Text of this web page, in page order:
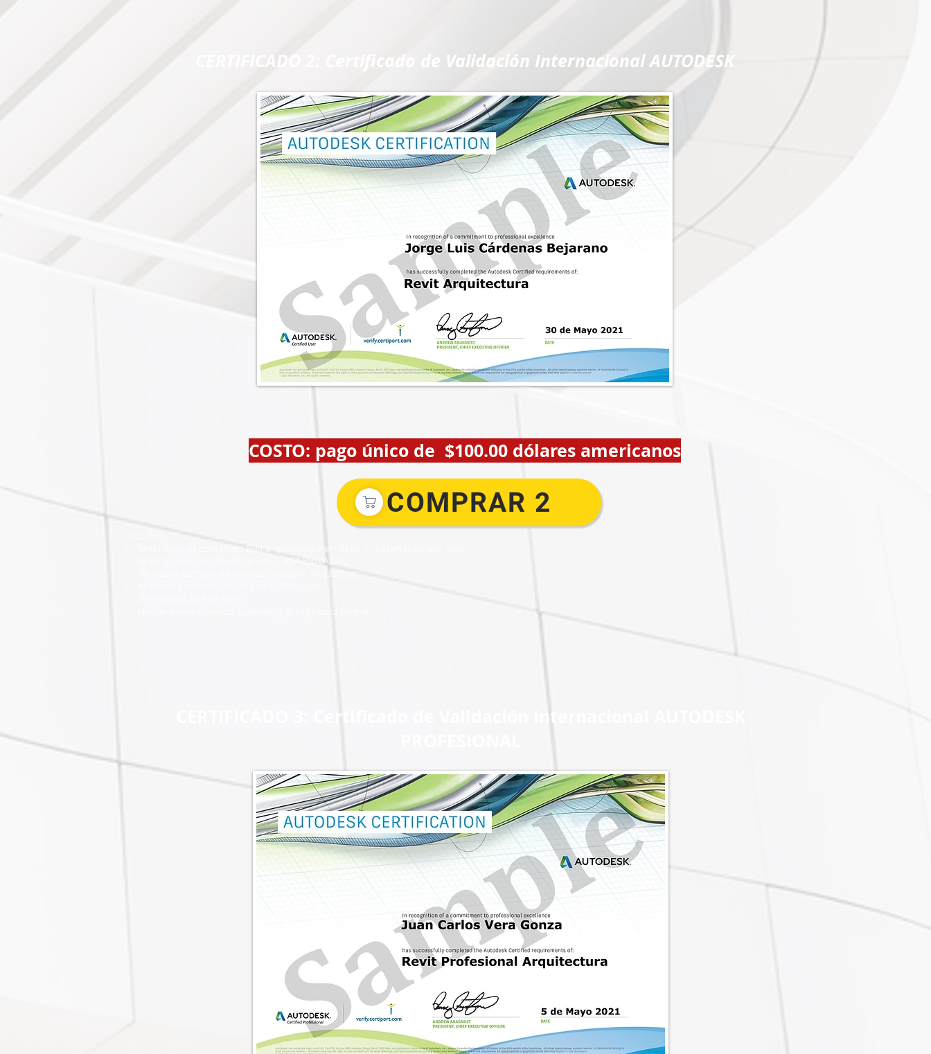
CERTIFICADO 2: Certificado de Validación Internacional AUTODESK
COSTO: pago único de $100.00 dólares americanos
COMPRAR 2
✅ Tener todo el contenido BIM arquitectura en Revit + material de por vida
✅ Tener clases de actualizaciones BIM PRIVADAS
✅ No debes cumplir ya con las tareas ni requisitos
CERTIFICADO 3: Certificado de Validación Internacional AUTODESK